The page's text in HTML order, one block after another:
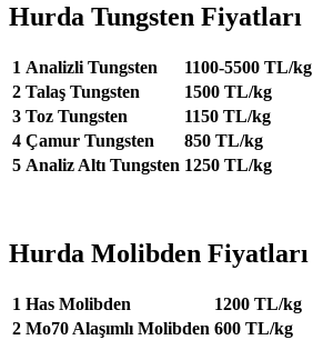
Hurda Tungsten Fiyatları
1 Analizli Tungsten
1100-5500 TL/kg
2 Talaş Tungsten
1500 TL/kg
3 Toz Tungsten
1150 TL/kg
4 Çamur Tungsten
850 TL/kg
5 Analiz Altı Tungsten 1250 TL/kg
Hurda Molibden Fiyatları
1 Has Molibden
1200 TL/kg
2 Mo70 Alaşımlı Molibden 600 TL/kg